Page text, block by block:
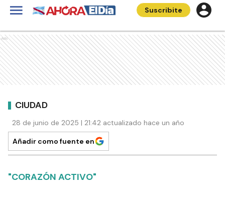
Suscribite
Ads
CIUDAD
28 de junio de 2025 | 21:42 actualizado hace un año
Añadir como fuente en
"CORAZÓN ACTIVO"